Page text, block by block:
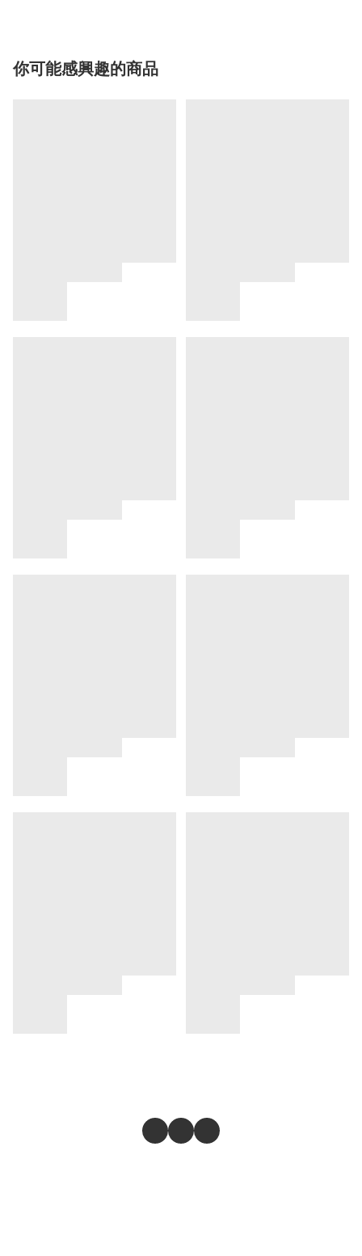
你可能感興趣的商品